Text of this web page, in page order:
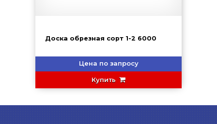
Доска обрезная сорт 1-2 6000
Цена по запросу
Купить